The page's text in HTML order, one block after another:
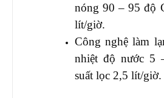
nóng 90 – 95 độ
lít/giờ.
Công nghệ làm
nhiệt độ nước 5
suất lọc 2,5 lít/giờ.